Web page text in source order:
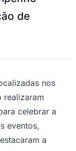
nos
celebrar a
eventos,
a
de indicadores
intensiva.